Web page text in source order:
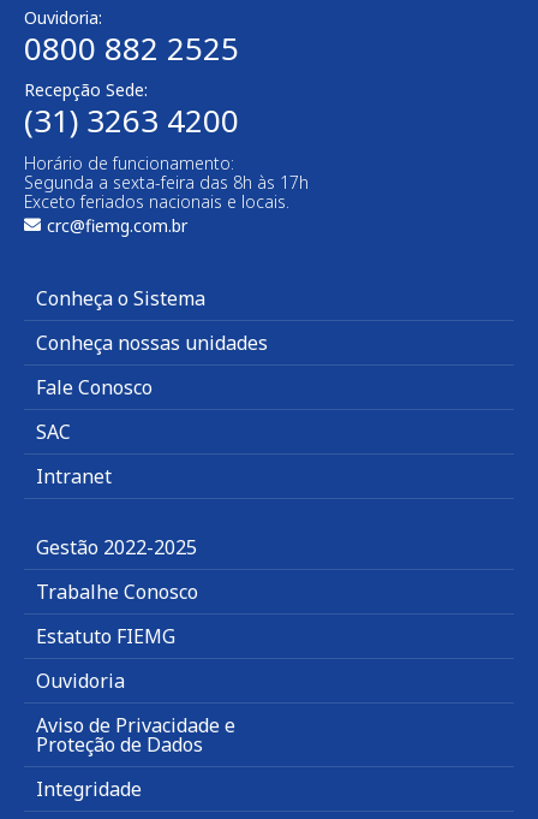
Ouvidoria:
0800 882 2525
Recepção Sede:
(31) 3263 4200
Horário de funcionamento:
Segunda a sexta-feira das 8h às 17h
Exceto feriados nacionais e locais.
crc@fiemg.com.br
Conheça o Sistema
Conheça nossas unidades
Fale Conosco
SAC
Intranet
Gestão 2022-2025
Trabalhe Conosco
Estatuto FIEMG
Ouvidoria
Aviso de Privacidade e
Proteção de Dados
Integridade